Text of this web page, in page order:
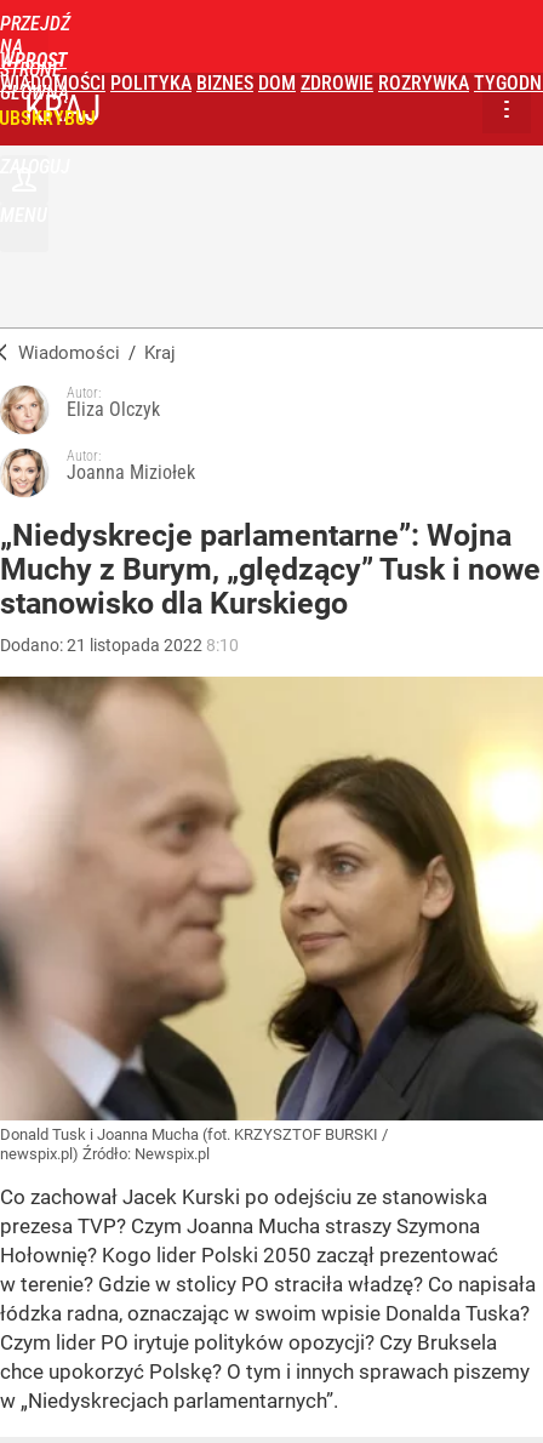
PRZEJDŹ
NA
STRONĘ
GŁÓWNĄ
WPROST
WIADOMOŚCI POLITYKA BIZNES DOM ZDROWIE ROZRYWKA
KRAJ
Wiadomości / Kraj
Autor:
Eliza Olczyk
Autor:
Joanna Miziołek
„Niedyskrecje parlamentarne”: Wojna
Muchy z Burym, „ględzący” Tusk i nowe
stanowisko dla Kurskiego
Dodano:21 listopada 2022 8:10
Donald Tusk i Joanna Mucha (fot. KRZYSZTOF BURSKI /
newspix.pl) Źródło: Newspix.pl
Co zachował Jacek Kurski po odejściu ze stanowiska
prezesa TVP? Czym Joanna Mucha straszy Szymona
Hołownię? Kogo lider Polski 2050 zaczął prezentować
w terenie? Gdzie w stolicy PO straciła władzę? Co napisała
łódzka radna, oznaczając w swoim wpisie Donalda Tuska?
Czym lider PO irytuje polityków opozycji? Czy Bruksela
chce upokorzyć Polskę? O tym i innych sprawach piszemy
w „Niedyskrecjach parlamentarnych”.